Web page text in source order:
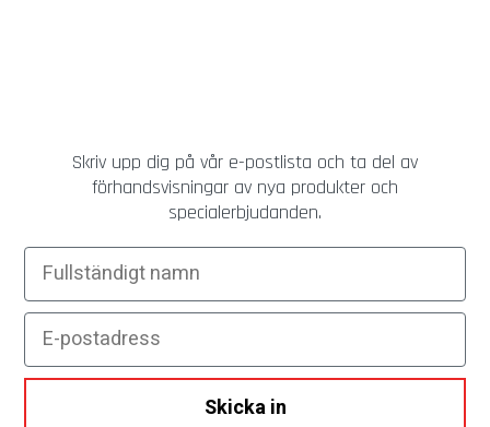
Skriv upp dig på vår e-postlista och ta del av
förhandsvisningar av nya produkter och
specialerbjudanden.
Fullständigt namn
E-postadress
Skicka in